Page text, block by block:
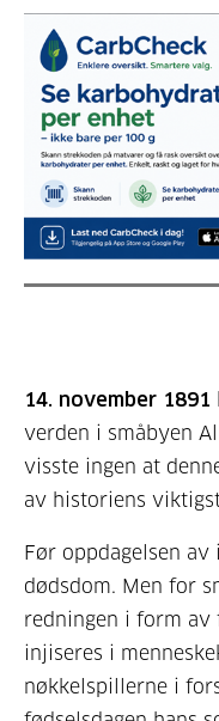
14. november 1891
verden i småbyen
visste ingen at
av historiens
Før oppdagelsen
dødsdom. Men for
redningen i form
injiseres i
nøkkelspillerne i